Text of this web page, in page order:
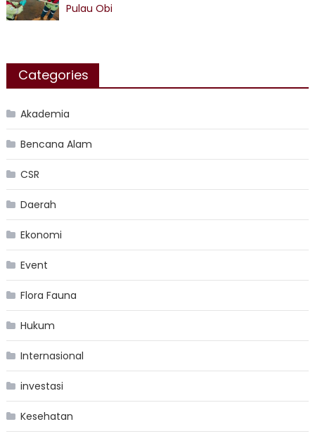
Pulau Obi
Categories
Akademia
Bencana Alam
CSR
Daerah
Ekonomi
Event
Flora Fauna
Hukum
Internasional
investasi
Kesehatan